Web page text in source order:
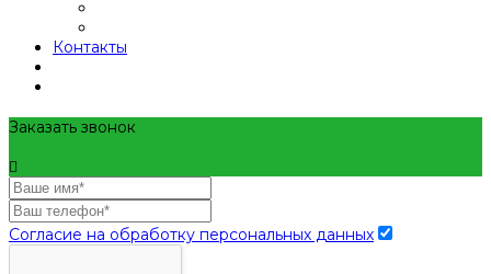
Контакты
Заказать звонок
Согласие на обработку персональных данных